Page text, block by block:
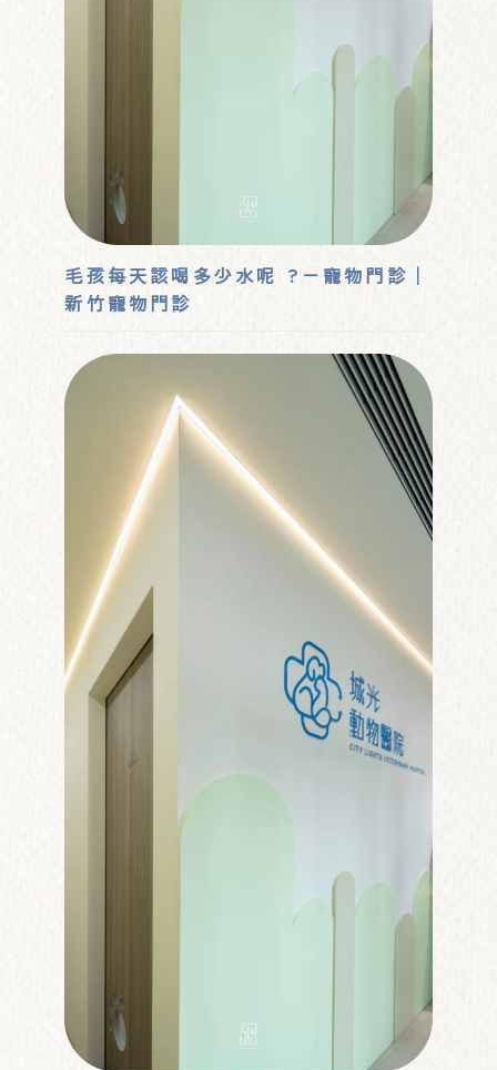
毛孩每天該喝多少水呢 ?－寵物門診｜
新竹寵物門診